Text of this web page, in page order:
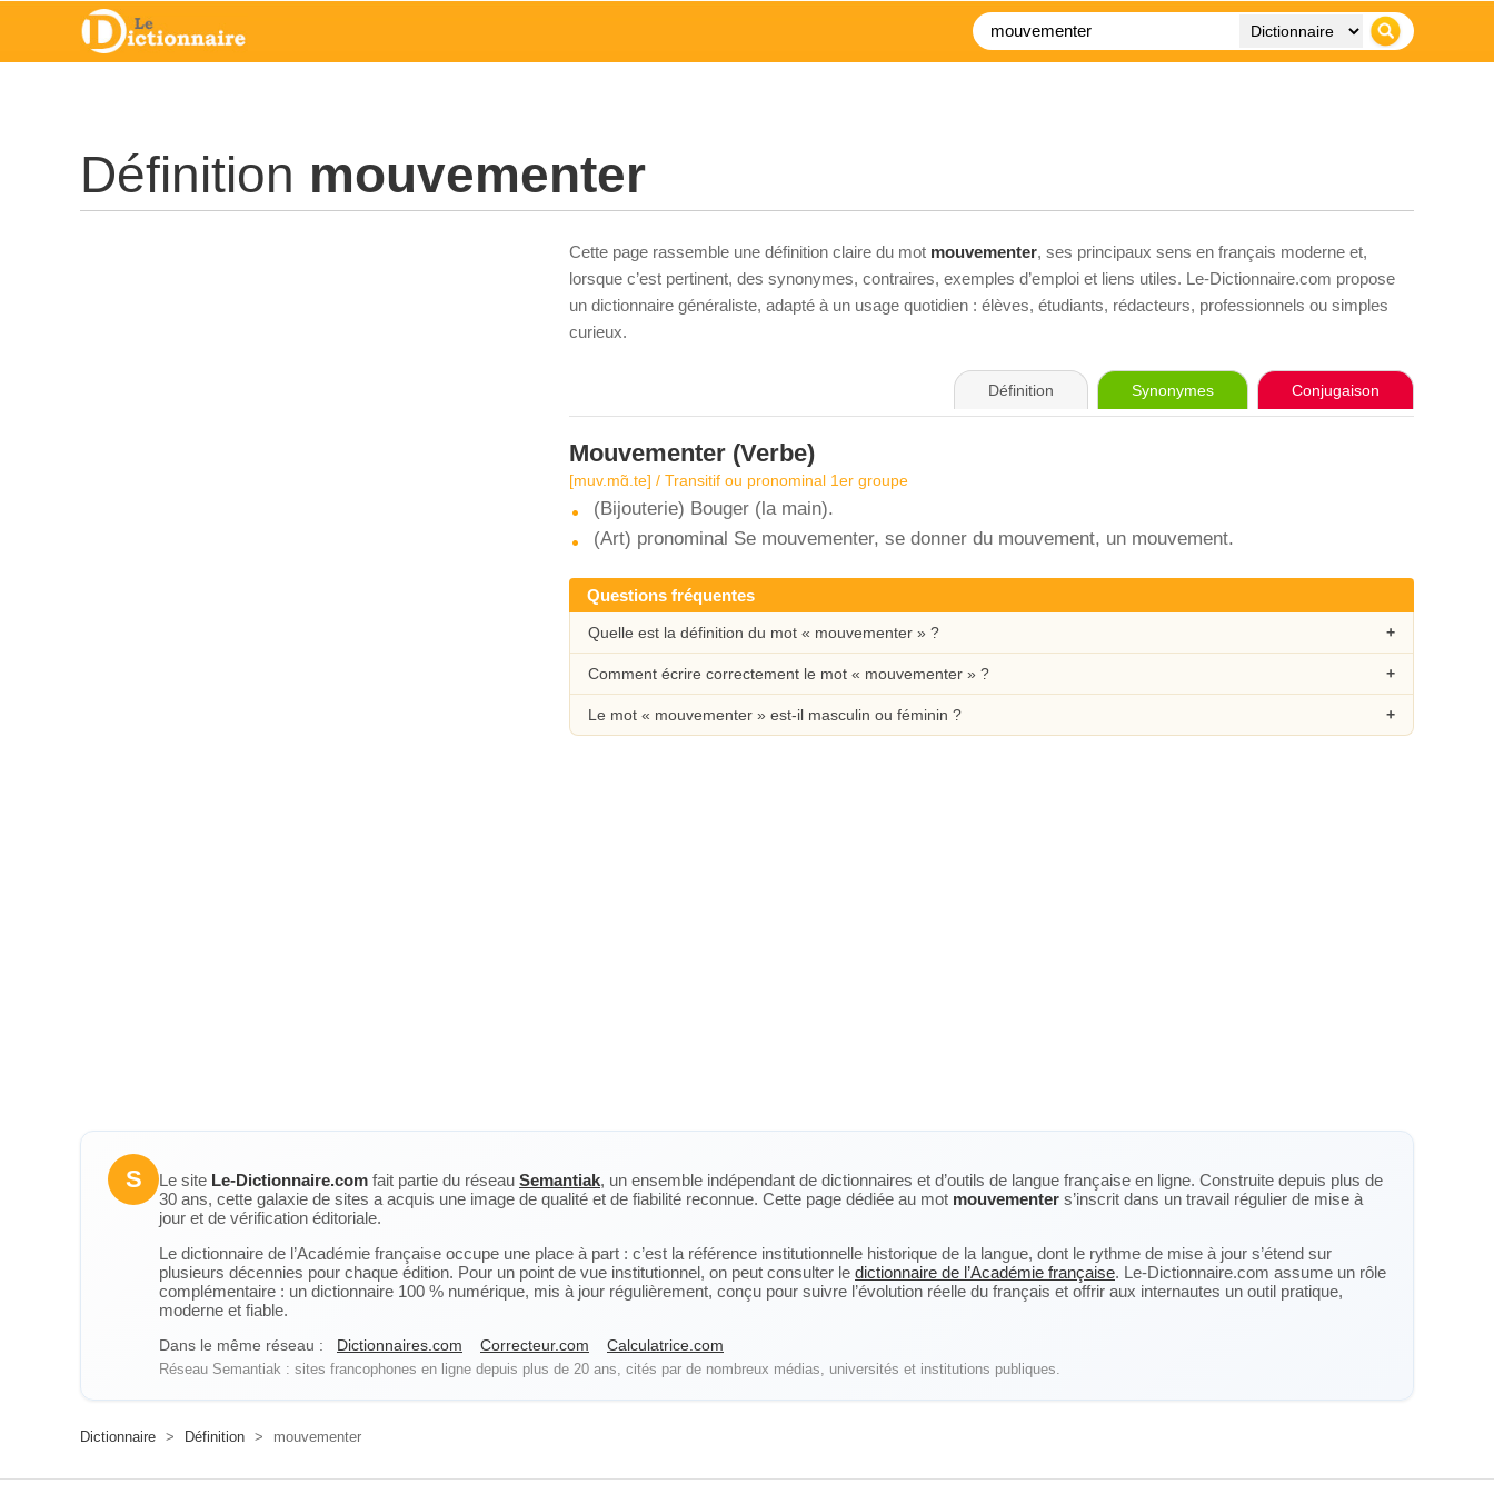
Définition mouvementer
Cette page rassemble une définition claire du mot mouvementer, ses principaux sens en français moderne et,
lorsque c’est pertinent, des synonymes, contraires, exemples d’emploi et liens utiles. Le-Dictionnaire.com propose
un dictionnaire généraliste, adapté à un usage quotidien : élèves, étudiants, rédacteurs, professionnels ou simples
curieux.
Définition Synonymes Conjugaison
Mouvementer (Verbe)
[muv.mɑ̃.te] / Transitif ou pronominal 1er groupe
(Bijouterie) Bouger (la main).
(Art) pronominal Se mouvementer, se donner du mouvement, un mouvement.
Questions fréquentes
Quelle est la définition du mot « mouvementer » ?
Comment écrire correctement le mot « mouvementer » ?
Le mot « mouvementer » est-il masculin ou féminin ?
S Le site Le-Dictionnaire.com fait partie du réseau Semantiak, un ensemble indépendant de dictionnaires et d’outils de langue française en ligne. Construite depuis plus de
30 ans, cette galaxie de sites a acquis une image de qualité et de fiabilité reconnue. Cette page dédiée au mot mouvementer s’inscrit dans un travail régulier de mise à
jour et de vérification éditoriale.
Le dictionnaire de l’Académie française occupe une place à part : c’est la référence institutionnelle historique de la langue, dont le rythme de mise à jour s’étend sur
plusieurs décennies pour chaque édition. Pour un point de vue institutionnel, on peut consulter le dictionnaire de l’Académie française. Le-Dictionnaire.com assume un rôle
complémentaire : un dictionnaire 100 % numérique, mis à jour régulièrement, conçu pour suivre l’évolution réelle du français et offrir aux internautes un outil pratique,
moderne et fiable.
Dans le même réseau : Dictionnaires.com Correcteur.com Calculatrice.com
Réseau Semantiak : sites francophones en ligne depuis plus de 20 ans, cités par de nombreux médias, universités et institutions publiques.
Dictionnaire > Définition > mouvementer